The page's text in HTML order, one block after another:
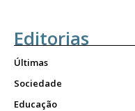
Editorias
Últimas
Sociedade
Educação